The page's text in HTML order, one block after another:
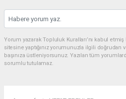
Yorum yazarak Topluluk Kuralları’nı kabul
sitesine yaptığınız yorumunuzla ilgili doğrudan
başınıza üstleniyorsunuz. Yazılan tüm
sorumlu tutulamaz.